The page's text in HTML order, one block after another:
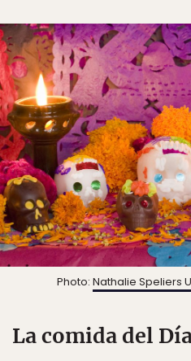
Photo: Nathalie Speliers
La comida del